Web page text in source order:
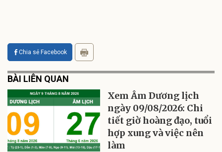
Chia sẻ Facebook
BÀI LIÊN QUAN
Xem Âm Dương lịch
ngày 09/08/2026: Chi
tiết giờ hoàng đạo, tuổi
hợp xung và việc nên
làm